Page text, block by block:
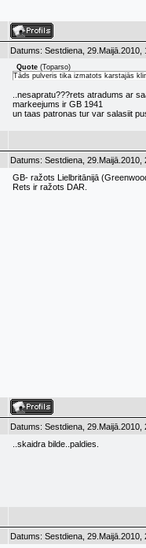
Datums: Sestdiena,
Quote (Toparso)
Tāds pulveris tika izmatots karstajās
..nesapratu???rets atradums ar
markeejums ir GB 1941
un taas patronas tur var salasiit
Datums: Sestdiena,
GB- ražots Lielbritānijā
Rets ir ražots DAR.
Datums: Sestdiena,
..skaidra bilde..paldies.
Datums: Sestdiena,